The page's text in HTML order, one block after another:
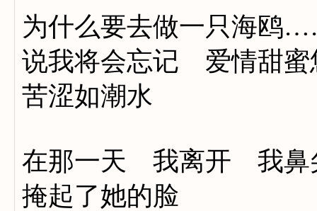
为什么要去做一只海
说我将会忘记 爱情甜蜜
苦涩如潮水
在那一天 我离开 我鼻
掩起了她的脸